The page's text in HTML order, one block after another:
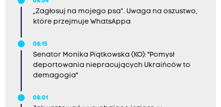
„Zagłosuj na mojego psa”. Uwaga na oszustwo,
które przejmuje WhatsAppa
08:15
Senator Monika Piątkowska (KO): "Pomysł
deportowania niepracujących Ukraińców to
demagogia"
08:01